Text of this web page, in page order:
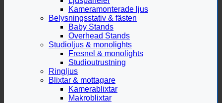
Kameramonterade ljus
Belysningsstativ & fästen
Baby Stands
Overhead Stands
Studioljus & monolights
Fresnel & monolights
Studioutrustning
Ringljus
Blixtar & mottagare
Kamerablixtar
Makroblixtar